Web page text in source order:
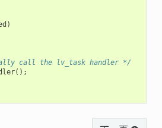
)
call the lv_task handler */
();